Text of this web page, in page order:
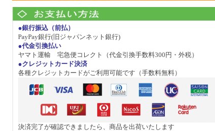
●銀行振込（前払）
PayPay銀行(旧ジャパンネット銀行)
●代金引換払い
ヤマト運輸 宅急便コレクト（代金引換手数料300円・外税）
●クレジットカード決済
各種クレジットカードがご利用可能です（手数料無料）
決済完了が確認できましたら、商品を出荷いたします